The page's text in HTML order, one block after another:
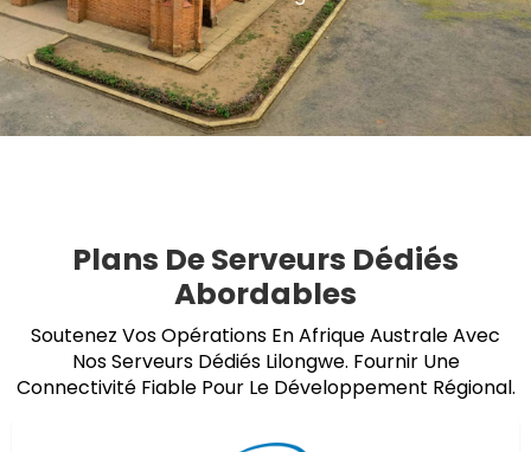
Plans De Serveurs Dédiés
Abordables
Soutenez Vos Opérations En Afrique Australe Avec
Nos Serveurs Dédiés Lilongwe. Fournir Une
Connectivité Fiable Pour Le Développement Régional.